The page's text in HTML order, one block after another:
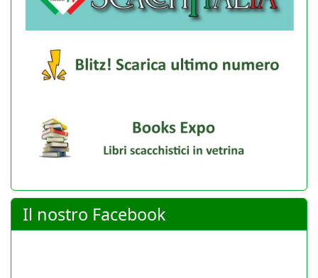
Il nostro Facebook